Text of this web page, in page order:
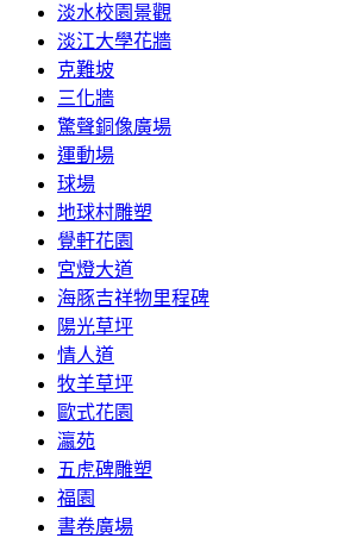
淡水校園景觀
淡江大學花牆
克難坡
三化牆
驚聲銅像廣場
運動場
球場
地球村雕塑
覺軒花園
宮燈大道
海豚吉祥物里程碑
陽光草坪
情人道
牧羊草坪
歐式花園
瀛苑
五虎碑雕塑
福園
書卷廣場